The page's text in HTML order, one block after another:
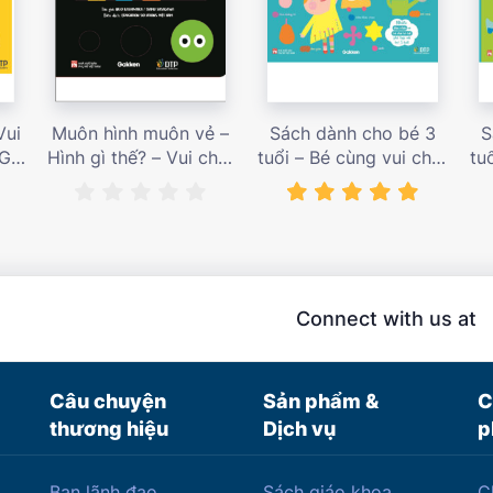
Muôn hình muôn vẻ –
Hình gì thế? – Vui chơi
Sách dành cho bé 3
tuổi – Bé cùng vui chơi
luyện tập – Sách vui
chơi tương tác tăng
Connect with us at
Câu chuyện
thương hiệu
Sản phẩm &
Dịch vụ